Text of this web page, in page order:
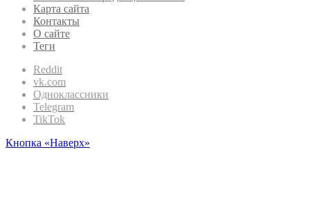
Карта сайта
Контакты
О сайте
Теги
Reddit
vk.com
Одноклассники
Telegram
TikTok
Кнопка «Наверх»